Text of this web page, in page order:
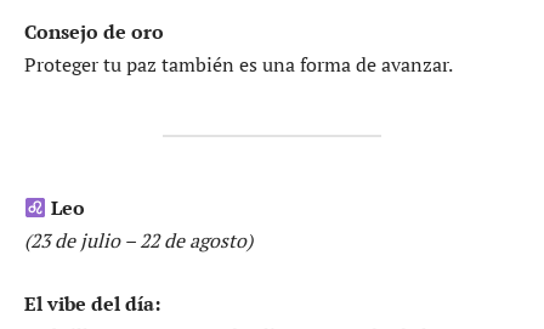
Consejo de oro
Proteger tu paz también es una forma de avanzar.
Leo
(23 de julio – 22 de agosto)
El vibe del día: